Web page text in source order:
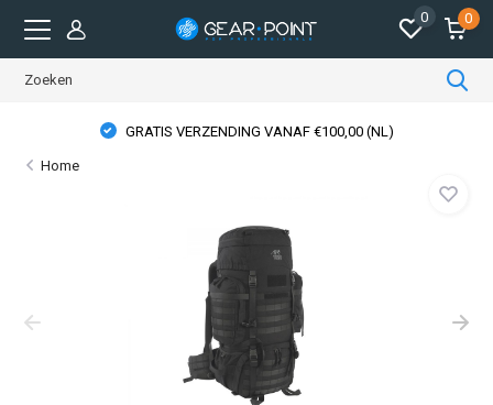
0 0
GRATIS VERZENDING VANAF €100,00 (NL)
Home